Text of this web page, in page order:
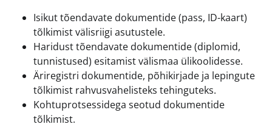
Isikut tõendavate dokumentide (pass, ID-kaart)
tõlkimist välisriigi asutustele.
Haridust tõendavate dokumentide (diplomid,
tunnistused) esitamist välismaa ülikoolidesse.
Äriregistri dokumentide, põhikirjade ja lepingute
tõlkimist rahvusvahelisteks tehinguteks.
Kohtuprotsessidega seotud dokumentide
tõlkimist.